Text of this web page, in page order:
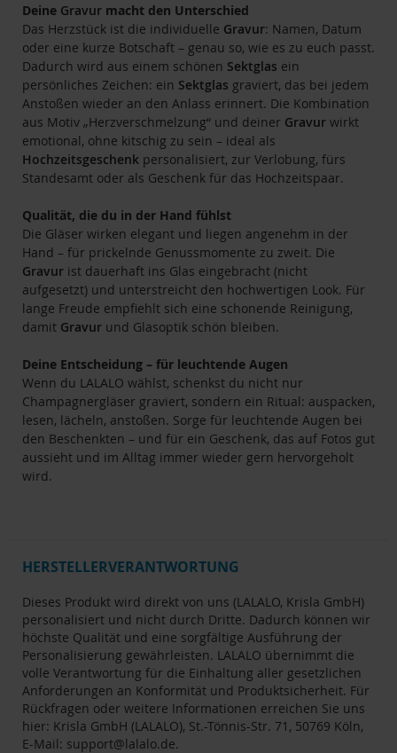
Deine Gravur macht den Unterschied
Das Herzstück ist die individuelle Gravur: Namen, Datum
oder eine kurze Botschaft – genau so, wie es zu euch passt.
Dadurch wird aus einem schönen Sektglas ein
persönliches Zeichen: ein Sektglas graviert, das bei jedem
Anstoßen wieder an den Anlass erinnert. Die Kombination
aus Motiv „Herzverschmelzung“ und deiner Gravur wirkt
emotional, ohne kitschig zu sein – ideal als
Hochzeitsgeschenk personalisiert, zur Verlobung, fürs
Standesamt oder als Geschenk für das Hochzeitspaar.
Qualität, die du in der Hand fühlst
Die Gläser wirken elegant und liegen angenehm in der
Hand – für prickelnde Genussmomente zu zweit. Die
Gravur ist dauerhaft ins Glas eingebracht (nicht
aufgesetzt) und unterstreicht den hochwertigen Look. Für
lange Freude empfiehlt sich eine schonende Reinigung,
damit Gravur und Glasoptik schön bleiben.
Deine Entscheidung – für leuchtende Augen
Wenn du LALALO wählst, schenkst du nicht nur
Champagnergläser graviert, sondern ein Ritual: auspacken,
lesen, lächeln, anstoßen. Sorge für leuchtende Augen bei
den Beschenkten – und für ein Geschenk, das auf Fotos gut
aussieht und im Alltag immer wieder gern hervorgeholt
wird.
HERSTELLERVERANTWORTUNG
Dieses Produkt wird direkt von uns (LALALO, Krisla GmbH)
personalisiert und nicht durch Dritte. Dadurch können wir
höchste Qualität und eine sorgfältige Ausführung der
Personalisierung gewährleisten. LALALO übernimmt die
volle Verantwortung für die Einhaltung aller gesetzlichen
Anforderungen an Konformität und Produktsicherheit. Für
Rückfragen oder weitere Informationen erreichen Sie uns
hier: Krisla GmbH (LALALO), St.-Tönnis-Str. 71, 50769 Köln,
E-Mail: support@lalalo.de.